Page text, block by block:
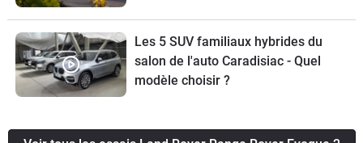
Les 5 SUV familiaux hybrides du
salon de l'auto Caradisiac - Quel
modèle choisir ?